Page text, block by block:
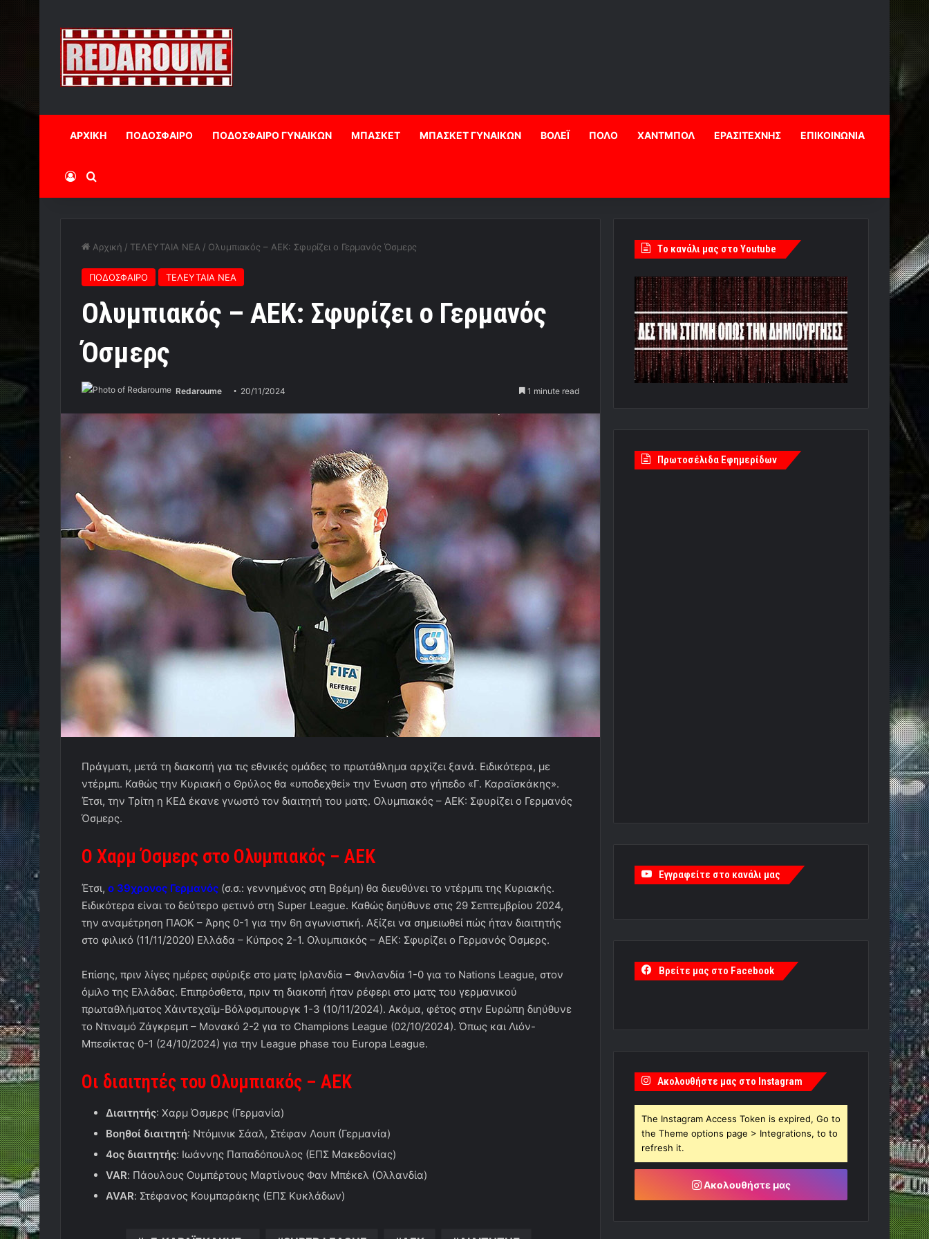
ΑΡΧΙΚΗ ΠΟΔΟΣΦΑΙΡΟ ΠΟΔΟΣΦΑΙΡΟ ΓΥΝΑΙΚΩΝ ΜΠΑΣΚΕΤ ΜΠΑΣΚΕΤ ΓΥΝΑΙΚΩΝ ΒΟΛΕΪ ΠΟΛΟ ΧΑΝΤΜΠΟΛ ΕΡΑΣΙΤΕΧΝΗΣ ΕΠΙΚΟΙΝΩΝΙΑ
Log InΑναζήτηση
Αρχική / ΤΕΛΕΥΤΑΙΑ ΝΕΑ / Ολυμπιακός – ΑΕΚ: Σφυρίζει ο Γερμανός Όσμερς
ΠΟΔΟΣΦΑΙΡΟ ΤΕΛΕΥΤΑΙΑ ΝΕΑ
Ολυμπιακός – ΑΕΚ: Σφυρίζει ο Γερμανός
Όσμερς
Redaroume 20/11/2024 1 minute read
Πράγματι, μετά τη διακοπή για τις εθνικές ομάδες το πρωτάθλημα αρχίζει ξανά. Ειδικότερα, με
ντέρμπι. Καθώς την Κυριακή ο Θρύλος θα «υποδεχθεί» την Ένωση στο γήπεδο «Γ. Καραϊσκάκης».
Έτσι, την Τρίτη η ΚΕΔ έκανε γνωστό τον διαιτητή του ματς. Ολυμπιακός – ΑΕΚ: Σφυρίζει ο Γερμανός
Όσμερς.
Ο Χαρμ Όσμερς στο Ολυμπιακός – ΑΕΚ
Έτσι, ο 39χρονος Γερμανός (σ.σ.: γεννημένος στη Βρέμη) θα διευθύνει το ντέρμπι της Κυριακής.
Ειδικότερα είναι το δεύτερο φετινό στη Super League. Καθώς διηύθυνε στις 29 Σεπτεμβρίου 2024,
την αναμέτρηση ΠΑΟΚ – Άρης 0-1 για την 6η αγωνιστική. Αξίζει να σημειωθεί πώς ήταν διαιτητής
στο φιλικό (11/11/2020) Ελλάδα – Κύπρος 2-1. Ολυμπιακός – ΑΕΚ: Σφυρίζει ο Γερμανός Όσμερς.
Επίσης, πριν λίγες ημέρες σφύριξε στο ματς Ιρλανδία – Φινλανδία 1-0 για το Nations League, στον
όμιλο της Ελλάδας. Επιπρόσθετα, πριν τη διακοπή ήταν ρέφερι στο ματς του γερμανικού
πρωταθλήματος Χάιντεχαϊμ-Βόλφσμπουργκ 1-3 (10/11/2024). Ακόμα, φέτος στην Ευρώπη διηύθυνε
το Ντιναμό Ζάγκρεμπ – Μονακό 2-2 για το Champions League (02/10/2024). Όπως και Λιόν-
Μπεσίκτας 0-1 (24/10/2024) για την League phase του Europa League.
Οι διαιτητές του Ολυμπιακός – ΑΕΚ
Διαιτητής: Χαρμ Όσμερς (Γερμανία)
Βοηθοί διαιτητή: Ντόμινικ Σάαλ, Στέφαν Λουπ (Γερμανία)
4ος διαιτητής: Ιωάννης Παπαδόπουλος (ΕΠΣ Μακεδονίας)
VAR: Πάουλους Ουμπέρτους Μαρτίνους Φαν Μπέκελ (Ολλανδία)
AVAR: Στέφανος Κουμπαράκης (ΕΠΣ Κυκλάδων)
Tο κανάλι μας στο Youtube
Πρωτοσέλιδα Εφημερίδων
Εγγραφείτε στο κανάλι μας
Βρείτε μας στο Facebook
Ακολουθήστε μας στο Instagram
The Instagram Access Token is expired, Go to
the Theme options page > Integrations, to to
refresh it.
Ακολουθήστε μας